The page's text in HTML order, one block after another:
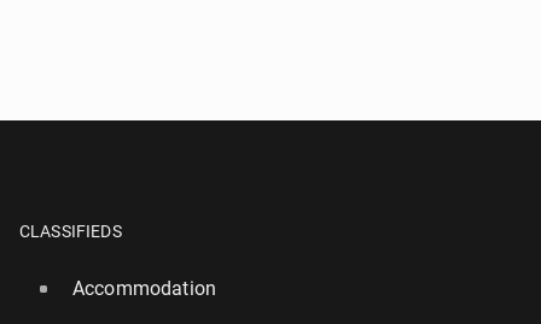
CLASSIFIEDS
Accommodation